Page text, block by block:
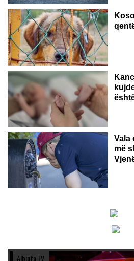
Vala
më
Albinfo.TV